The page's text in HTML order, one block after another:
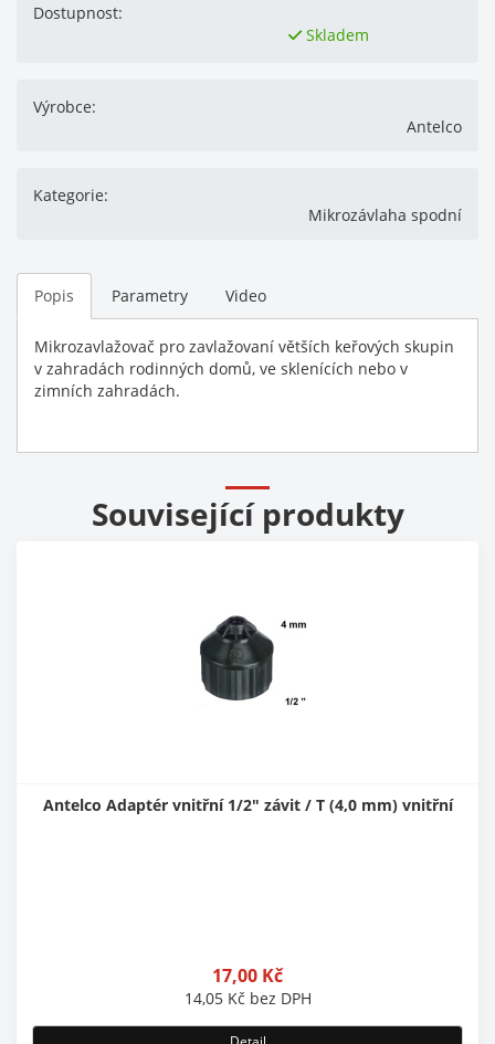
Dostupnost:
Skladem
Výrobce:
Antelco
Kategorie:
Mikrozávlaha spodní
Popis Parametry Video
Mikrozavlažovač pro zavlažovaní větších keřových skupin
v zahradách rodinných domů, ve sklenících nebo v
zimních zahradách.
Související produkty
Antelco Adaptér vnitřní 1/2" závit / T (4,0 mm) vnitřní
17,00 Kč
14,05 Kč bez DPH